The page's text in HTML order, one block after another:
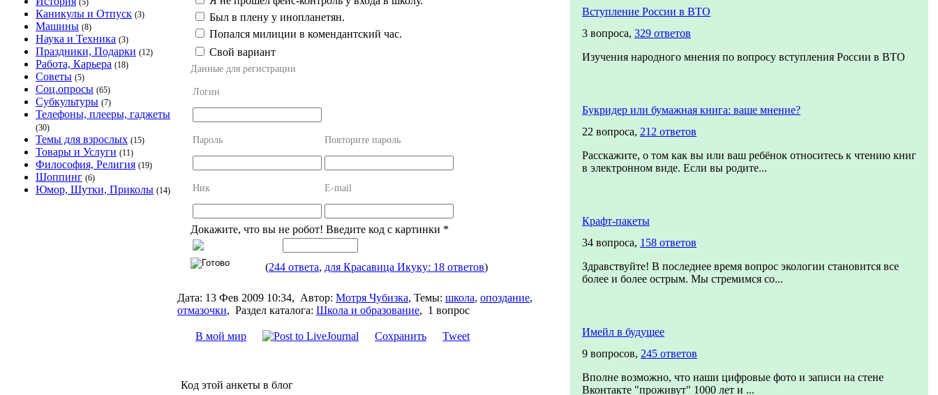
(5)
Каникулы и Отпуск (3)
Машины (8)
Наука и Техника (3)
Праздники, Подарки (12)
Работа, Карьера (18)
Советы (5)
Соц.опросы (65)
Субкультуры (7)
Телефоны, плееры, гаджеты
(30)
Темы для взрослых (15)
Товары и Услуги (11)
Философия, Религия (19)
Шоппинг (6)
Юмор, Шутки, Приколы (14)
Был в плену у инопланетян.
Попался милиции в комендантский час.
Свой вариант
Данные для регистрации
Логин
Пароль Повторите пароль
Ник E-mail
Докажите, что вы не робот! Введите код с картинки *
(244 ответа, для Красавица Икуку: 18 ответов)
Дата: 13 Фев 2009 10:34, Автор: Мотря Чубизка, Темы: школа, опоздание,
отмазочки, Раздел каталога: Школа и образование, 1 вопрос
В мой мир Сохранить Tweet
Код этой анкеты в блог
Вступление России в ВТО
3 вопроса, 329 ответов
Изучения народного мнения по вопросу вступления России в ВТО
Букридер или бумажная книга: ваше мнение?
22 вопроса, 212 ответов
Расскажите, о том как вы или ваш ребёнок относитесь к чтению книг
в электронном виде. Если вы родите...
Крафт-пакеты
34 вопроса, 158 ответов
Здравствуйте! В последнее время вопрос экологии становится все
более и более острым. Мы стремимся со...
Имейл в будущее
9 вопросов, 245 ответов
Вполне возможно, что наши цифровые фото и записи на стене
Вконтакте "проживут" 1000 лет и ...